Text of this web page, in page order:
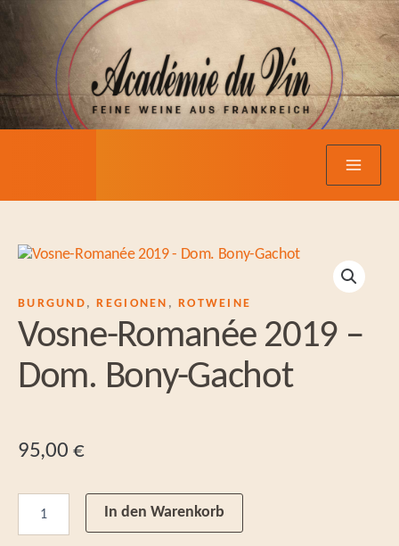
springen
BURGUND ,REGIONEN ,ROTWEINE
Vosne-Romanée 2019 –
Dom. Bony-Gachot
95,00 €
Romanée
2019
In den Warenkorb